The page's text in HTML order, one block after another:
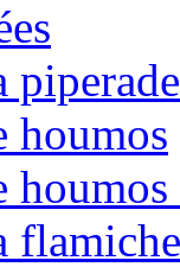
piperade
houmos
flamiche